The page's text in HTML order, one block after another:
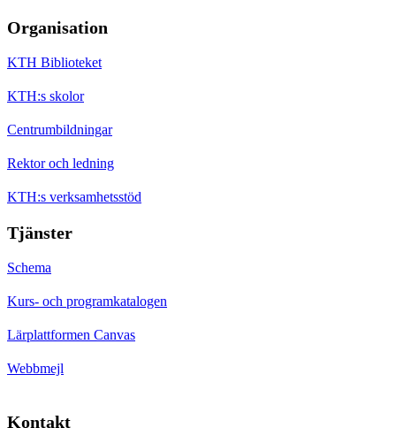
Organisation
KTH Biblioteket
KTH:s skolor
Centrumbildningar
Rektor och ledning
KTH:s verksamhetsstöd
Tjänster
Schema
Kurs- och programkatalogen
Lärplattformen Canvas
Webbmejl
Kontakt